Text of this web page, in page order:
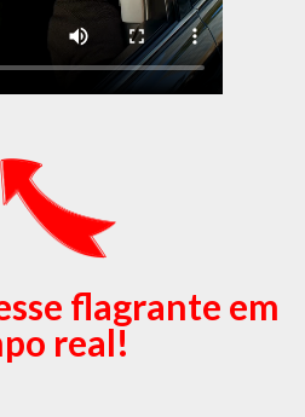
flagrante em
real!